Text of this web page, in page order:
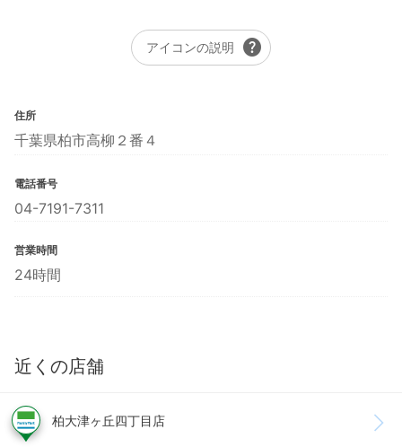
アイコンの説明 help
住所
千葉県柏市高柳２番４
電話番号
04-7191-7311
営業時間
24時間
近くの店舗
柏大津ヶ丘四丁目店